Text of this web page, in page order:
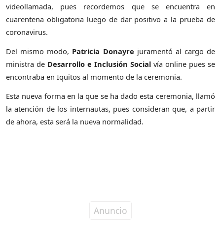
videollamada, pues recordemos que se encuentra en
cuarentena obligatoria luego de dar positivo a la prueba de
coronavirus.
Del mismo modo, Patricia Donayre juramentó al cargo de
ministra de Desarrollo e Inclusión Social vía online pues se
encontraba en Iquitos al momento de la ceremonia.
Esta nueva forma en la que se ha dado esta ceremonia, llamó
la atención de los internautas, pues consideran que, a partir
de ahora, esta será la nueva normalidad.